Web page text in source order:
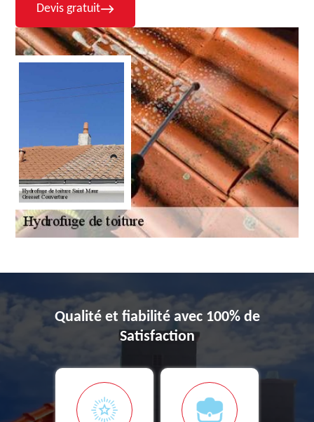
Devis gratuit
Qualité et fiabilité avec 100% de
Satisfaction